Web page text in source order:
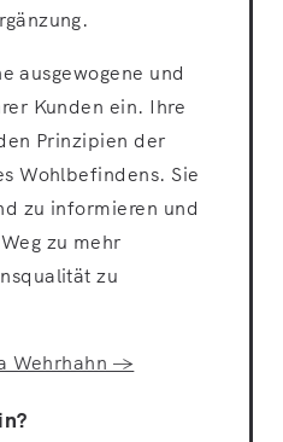
ausgewogene und
Kunden ein. Ihre
Prinzipien der
Wohlbefindens. Sie
zu informieren und
zu mehr
zu
Wehrhahn →